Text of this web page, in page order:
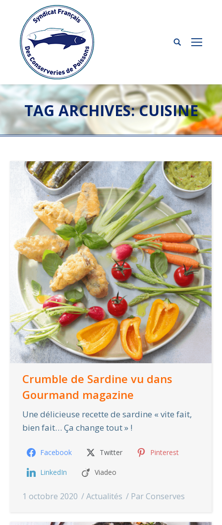
TAG ARCHIVES:CUISINE
Crumble de Sardine vu dans
Gourmand magazine
Une délicieuse recette de sardine « vite fait,
bien fait… Ça change tout » !
Facebook Twitter Pinterest
LinkedIn Viadeo
1 octobre 2020 Actualités Par Conserves